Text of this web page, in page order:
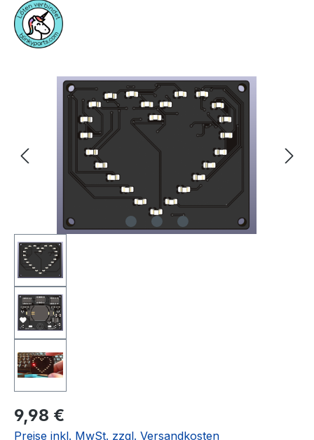
Bildergalerie überspringen
Regulärer Preis:
9,98 €
Preise inkl. MwSt. zzgl. Versandkosten